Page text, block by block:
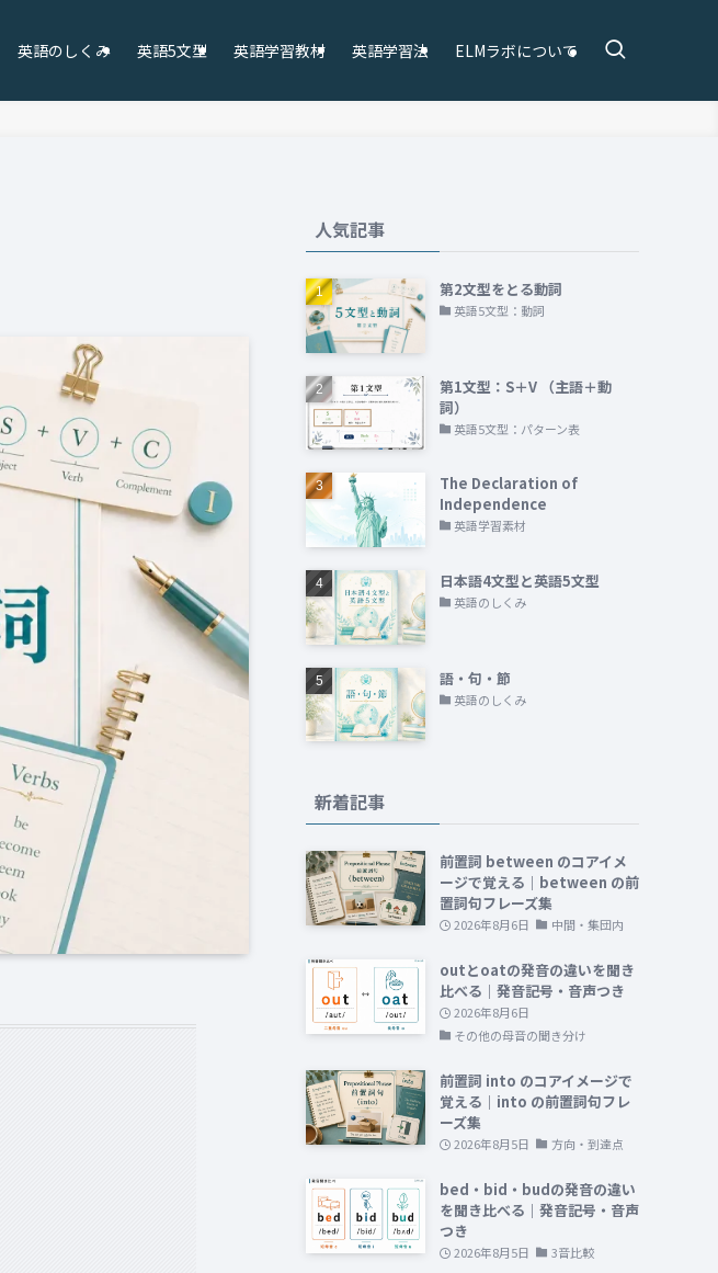
英語のしくみ 英語5文型 英語学習教材 英語学習法 ELMラボについて
人気記事
第2文型をとる動詞
英語5文型：動詞
第1文型：S＋V （主語＋動
詞）
英語5文型：パターン表
The Declaration of
Independence
英語学習素材
日本語4文型と英語5文型
英語のしくみ
語・句・節
英語のしくみ
新着記事
前置詞 between のコアイメ
ージで覚える｜between の前
置詞句フレーズ集
2026年8月6日 中間・集団内
outとoatの発音の違いを聞き
比べる｜発音記号・音声つき
2026年8月6日
その他の母音の聞き分け
前置詞 into のコアイメージで
覚える｜into の前置詞句フレ
ーズ集
2026年8月5日 方向・到達点
bed・bid・budの発音の違い
を聞き比べる｜発音記号・音声
つき
2026年8月5日 3音比較